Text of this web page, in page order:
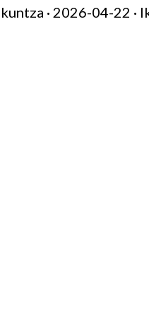
· 2026-04-22 ·